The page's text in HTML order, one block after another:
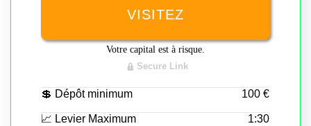
VISITEZ
Votre capital est à risque.
Secure Link
💲 Dépôt minimum 100 €
📈 Levier Maximum 1:30